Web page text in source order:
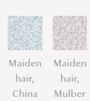
Maiden
hair,
China
Maiden
hair,
Mulber